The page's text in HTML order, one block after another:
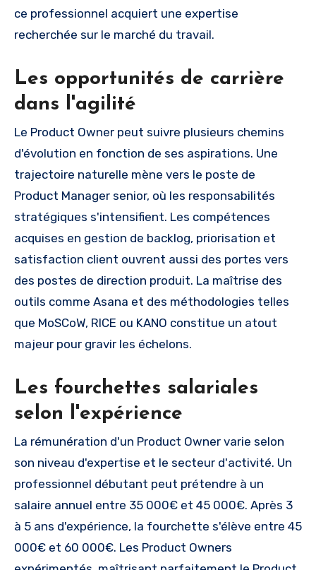
ce professionnel acquiert une expertise
recherchée sur le marché du travail.
Les opportunités de carrière
dans l'agilité
Le Product Owner peut suivre plusieurs chemins
d'évolution en fonction de ses aspirations. Une
trajectoire naturelle mène vers le poste de
Product Manager senior, où les responsabilités
stratégiques s'intensifient. Les compétences
acquises en gestion de backlog, priorisation et
satisfaction client ouvrent aussi des portes vers
des postes de direction produit. La maîtrise des
outils comme Asana et des méthodologies telles
que MoSCoW, RICE ou KANO constitue un atout
majeur pour gravir les échelons.
Les fourchettes salariales
selon l'expérience
La rémunération d'un Product Owner varie selon
son niveau d'expertise et le secteur d'activité. Un
professionnel débutant peut prétendre à un
salaire annuel entre 35 000€ et 45 000€. Après 3
à 5 ans d'expérience, la fourchette s'élève entre 45
000€ et 60 000€. Les Product Owners